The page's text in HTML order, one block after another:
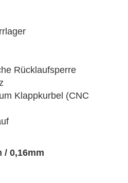
Rücklaufsperre
Klappkurbel (CNC
/ 0,16mm